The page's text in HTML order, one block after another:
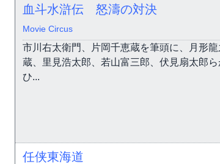
血斗水滸伝 怒濤の対決
Movie Circus
市川右太衛門、片岡千恵蔵を筆頭に、月形
蔵、里見浩太郎、若山富三郎、伏見扇太郎
ひ...
任侠東海道